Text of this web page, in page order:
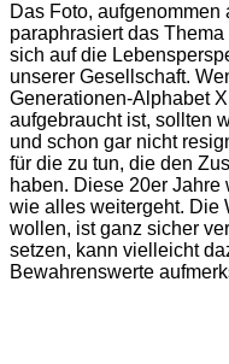
Das Foto, aufgenommen
paraphrasiert das
sich auf die
unserer Gesellschaft.
Generationen-Alphabet
aufgebraucht ist, sollten
und schon gar nicht
für die zu tun, die den
haben. Diese 20er
wie alles weitergeht. Die
wollen, ist ganz sicher
setzen, kann vielleicht
Bewahrenswerte